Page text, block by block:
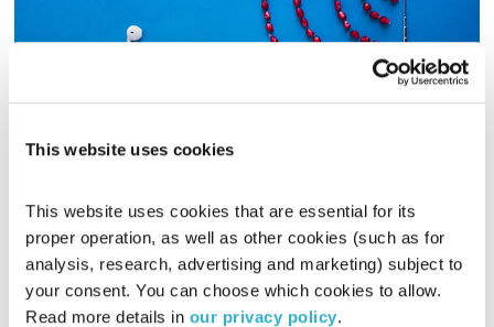
This website uses cookies
This website uses cookies that are essential for its
proper operation, as well as other cookies (such as for
analysis, research, advertising and marketing) subject to
your consent. You can choose which cookies to allow.
Read more details in our privacy policy.
מופע הרדיו של גוטליב וברובינסקי
ירון ברובינסקי ואורי גוטליב
10.07.20
00:39:02
והפעם – ירון ברובינסקי ואורי גוטליב מדברים על המצב וגם על